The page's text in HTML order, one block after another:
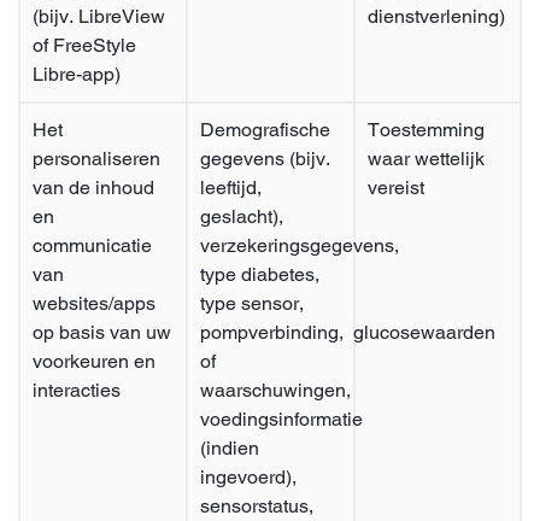
(bijv. LibreView
of FreeStyle
Libre-app)
dienstverlening)
Het
personaliseren
van de inhoud
en
communicatie
van
websites/apps
op basis van uw
voorkeuren en
interacties
Demografische
gegevens (bijv.
leeftijd,
geslacht),
verzekeringsgegevens,
type diabetes,
type sensor,
pompverbinding, glucosewaarden
of
waarschuwingen,
voedingsinformatie
(indien
ingevoerd),
sensorstatus,
Toestemming
waar wettelijk
vereist